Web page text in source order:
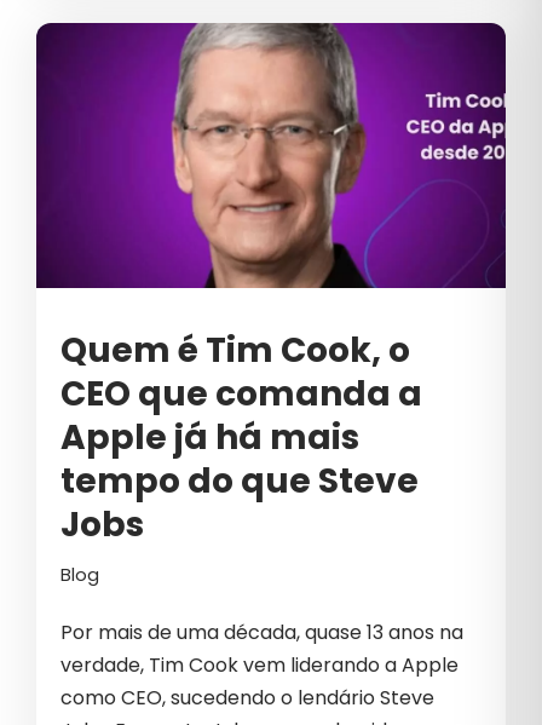
LIDERANÇA NO MERCADO
LIDERANÇA OUVINTE
LÍDERES DE MARKETING E GROWTH
LINKEDIN
MARCAS
MARKETING
MARKETING DIGITAL PARA
COSMÉTICOS
MARKETING EDUCACIONAL
MARKETING PREDITIVO
MERCADO IMOBILIÁRIO
Quem é Tim Cook, o
CEO que comanda a
Apple já há mais
tempo do que Steve
Jobs
Blog
Por mais de uma década, quase 13 anos na
verdade, Tim Cook vem liderando a Apple
como CEO, sucedendo o lendário Steve